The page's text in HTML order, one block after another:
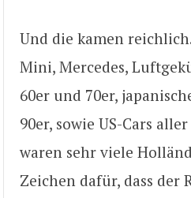
Und die kamen
Mini, Mercedes,
60er und 70er,
90er, sowie US-Cars
waren sehr viele
Zeichen dafür, dass der